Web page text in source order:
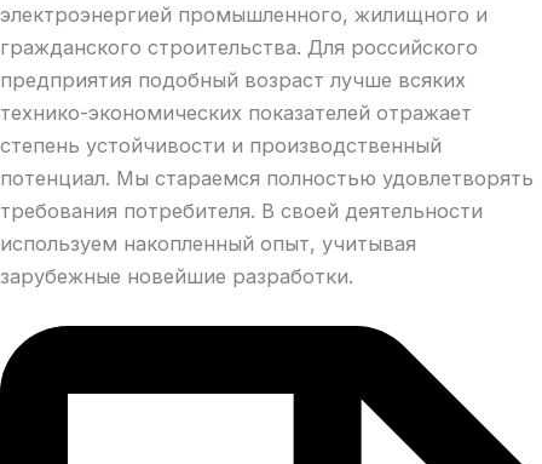
электроэнергией промышленного, жилищного и
гражданского строительства. Для российского
предприятия подобный возраст лучше всяких
технико-экономических показателей отражает
степень устойчивости и производственный
потенциал. Мы стараемся полностью удовлетворять
требования потребителя. В своей деятельности
используем накопленный опыт, учитывая
зарубежные новейшие разработки.